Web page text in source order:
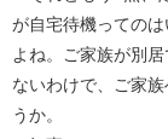
が自宅待機っての
よね。ご家族が別
ないわけで、ご家
うか。